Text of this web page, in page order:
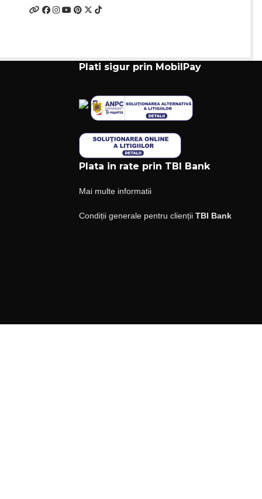
Plati sigur prin MobilPay
Plata in rate prin TBI Bank
Mai multe informatii
Condiții generale pentru clienții TBI Bank